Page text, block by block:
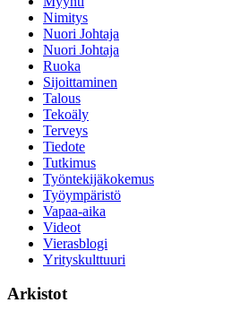
Nimitys
Nuori Johtaja
Nuori Johtaja
Ruoka
Sijoittaminen
Talous
Tekoäly
Terveys
Tiedote
Tutkimus
Työntekijäkokemus
Työympäristö
Vapaa-aika
Videot
Vierasblogi
Yrityskulttuuri
Arkistot